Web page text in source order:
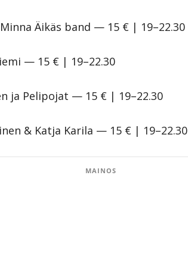
Äikäs band — 15 € | 19–22.30
— 15 € | 19–22.30
ja Pelipojat — 15 € | 19–22.30
& Katja Karila — 15 € | 19–22.30
MAINOS